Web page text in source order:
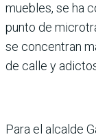
muebles, se ha
punto de
se concentran
de calle y
Para el alcalde